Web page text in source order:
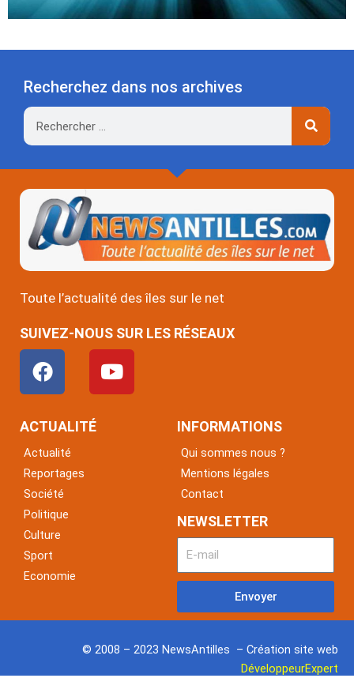
Recherchez dans nos archives
Rechercher
Toute l’actualité des îles sur le net
SUIVEZ-NOUS SUR LES RÉSEAUX
F
a
c
e
o
o
k
Y
o
u
ACTUALITÉ
Actualité
Reportages
Société
Politique
Culture
Sport
Economie
INFORMATIONS
Qui sommes nous ?
Mentions légales
Contact
NEWSLETTER
Envoyer
© 2008 – 2023 NewsAntilles – Création site web
DéveloppeurExpert